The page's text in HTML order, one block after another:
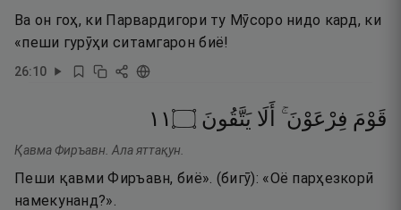
Ва он гоҳ, ки Парвардигори ту Мӯсоро нидо кард, ки
«пеши гурӯҳи ситамгарон биё!
26:10
قَوْمَ فِرْعَوْنَ ۚ أَلَا يَتَّقُونَ ۝١١
Қавма Фиръавн. Ала яттақун.
Пеши қавми Фиръавн, биё». (бигӯ): «Оё парҳезкорӣ
намекунанд?».